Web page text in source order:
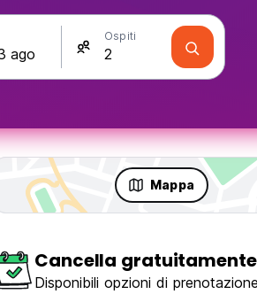
Ospiti
Mappa
Cancella
Disponibili opzioni di